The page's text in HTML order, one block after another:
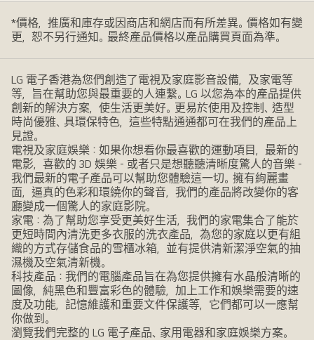
*價格，推廣和庫存或因商店和網店而有所差異。價格如有變
更，恕不另行通知。最終產品價格以產品購買頁面為準。
LG 電子香港為您們創造了電視及家庭影音設備，及家電等
等，旨在幫助您與最重要的人連繫。LG 以您為本的產品提供
創新的解決方案，使生活更美好。更易於使用及控制、造型
時尚優雅、具環保特色，這些特點通通都可在我們的產品上
見證。
電視及家庭娛樂：如果你想看你最喜歡的運動項目，最新的
電影，喜歡的 3D 娛樂 - 或者只是想聽聽清晰度驚人的音樂 -
我們最新的電子產品可以幫助您體驗這一切。擁有絢麗畫
面，逼真的色彩和環繞你的聲音，我們的產品將改變你的客
廳變成一個驚人的家庭影院。
家電：為了幫助您享受更美好生活，我們的家電集合了能於
更短時間內清洗更多衣服的洗衣產品，為您的家庭以更有組
織的方式存儲食品的雪櫃冰箱，並有提供清新潔淨空氣的抽
濕機及空氣清新機。
科技產品：我們的電腦產品旨在為您提供擁有水晶般清晰的
圖像，純黑色和豐富彩色的體驗，加上工作和娛樂需要的速
度及功能，記憶維護和重要文件保護等，它們都可以一應幫
你做到。
瀏覽我們完整的 LG 電子產品、家用電器和家庭娛樂方案。